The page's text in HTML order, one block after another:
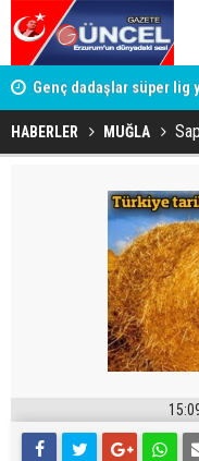
Genç dadaşlar süper lig
HABERLER MUĞLA